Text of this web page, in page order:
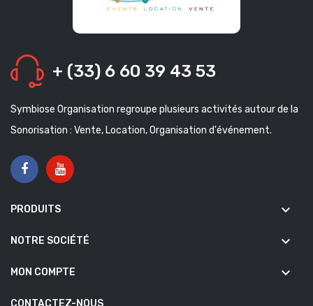
+ (33) 6 60 39 43 53
Symbiose Organisation regroupe plusieurs activités autour de la
Sonorisation : Vente, Location, Organisation d'événement.
PRODUITS keyboard_arrow_down
NOTRE SOCIÉTÉ keyboard_arrow_down
MON COMPTE keyboard_arrow_down
CONTACTEZ-NOUS